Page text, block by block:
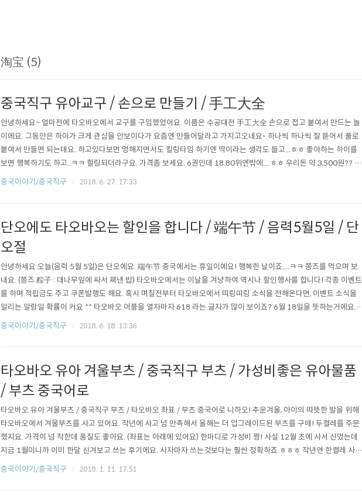
淘宝 (5)
중국직구 유아교구 / 손으로 만들기 / 手工大全
안녕하세요~ 얼마전에 타오바오에서 교구를 구입했었어요. 이름은 수공대전 手工大全 손으로 접고 붙여서 만드는 놀
이에요. 그동안은 하이가 크게 관심을 안보이다가 요즘엔 만들어달라고 가지고오네요- 하나씩 하나씩 잘 뜯어서 풀로
붙여서 만들면 되는데요. 하고있다보면 멍해지면서도 킬링타임 하기엔 딱이라는 생각도 들고...ㅎㅎ 좋아하는 하이를
보면 행복하기도 하고..ㅋㅋ 힐링되더라구요. 가격좀 보세요. 6권인데 18.80위엔밖에....ㅎㅎ 우리돈 약 3,500원?? 가
격도 아주 저렴해서 사기도 부담안되고, 한번 가지고 놀기에도 좋고 전 맘에 딱 들어요. 하이와 함께한 영상도 올려드려
중국이야기/중국직구 2018. 6. 27. 17:33
단오에도 타오바오는 할인을 합니다 / 端午节 / 음력5월5일 / 단
오절
안녕하세요 오늘(음력 5월 5일)은 단오에요. 端午节 중국에서는 휴일이에요! 행복한 날이죠....ㅋㅋ 쫑즈를 먹으며 보
내요. (쫑즈 粽子 : 대나무잎에 싸서 쪄낸 밥) 타오바오에서는 이날을 겨냥하여 역시나 할인행사를 합니다! 각종 이벤트
를 하며 적립금도 주고 쿠폰발행도 해요. 혹시 며칠전부터 타오바오에서 띠링띠링 소식을 전해온다면, 이벤트 소식을
알리는 알람일 확률이 커요 ^^ 타오바오 어플을 열자마자 618 라는 글자가 많이 보이죠? 6월 18일을 뜻하는거에요.
단오절을 겨냥해서 무언가 행사를 한다는 배너가 곳곳에 눈에 띄실거에요. 곳곳에 618 618... 물건사라고 성화죠?ㅎ
중국이야기/중국직구 2018. 6. 18. 13:36
타오바오 유아 겨울부츠 / 중국직구 부츠 / 가성비좋은 유아물품
/ 부츠 중국어로
타오바오 유아 겨울부츠 / 중국직구 부츠 / 타오바오 좌표 / 부츠 중국어로 니하오! 추운겨울, 아이의 따뜻한 발을 위해
타오바오에서 겨울부츠를 사고 있어요. 작년에 사고 넘 만족해서 올해는 더 업그레이드된 부츠를 구매! 두켤레를 주문
했지요. 가격이 넘 착한데 품질도 좋아요. (좌표는 아래에 있어요) 한마디로 가성비 짱! 사실 12월 초에 사서 신었는데
지금 1월이니까 이미 한달 신겨보고 쓰는 후기에요. 사자마자 쓰는것보다는 훨씬 정확하죠 ㅎㅎㅎ 작년엔 한켤레 사서
주구장창 신겼더니 금방 헤져서 올해는 두켤레를 샀어요. 특히나 아이신발은 한철 신으면 내년엔 못신으니까 브랜드있
중국이야기/중국직구 2018. 1. 11. 17:51